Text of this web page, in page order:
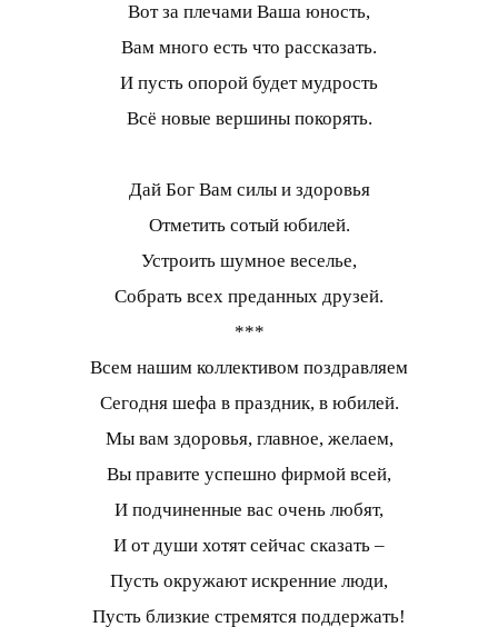
Вот за плечами Ваша юность,
Вам много есть что рассказать.
И пусть опорой будет мудрость
Всё новые вершины покорять.
Дай Бог Вам силы и здоровья
Отметить сотый юбилей.
Устроить шумное веселье,
Собрать всех преданных друзей.
***
Всем нашим коллективом поздравляем
Сегодня шефа в праздник, в юбилей.
Мы вам здоровья, главное, желаем,
Вы правите успешно фирмой всей,
И подчиненные вас очень любят,
И от души хотят сейчас сказать –
Пусть окружают искренние люди,
Пусть близкие стремятся поддержать!